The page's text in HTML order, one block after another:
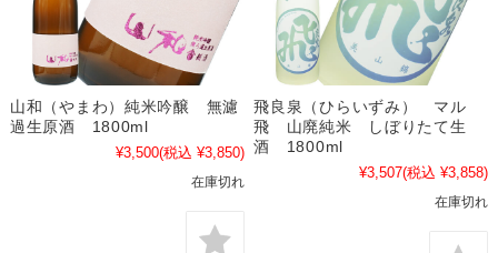
山和（やまわ）純米吟醸 無濾
過生原酒 1800ml
¥3,500(税込 ¥3,850)
在庫切れ
飛良泉（ひらいずみ） マル
飛 山廃純米 しぼりたて生
酒 1800ml
¥3,507(税込 ¥3,858)
在庫切れ